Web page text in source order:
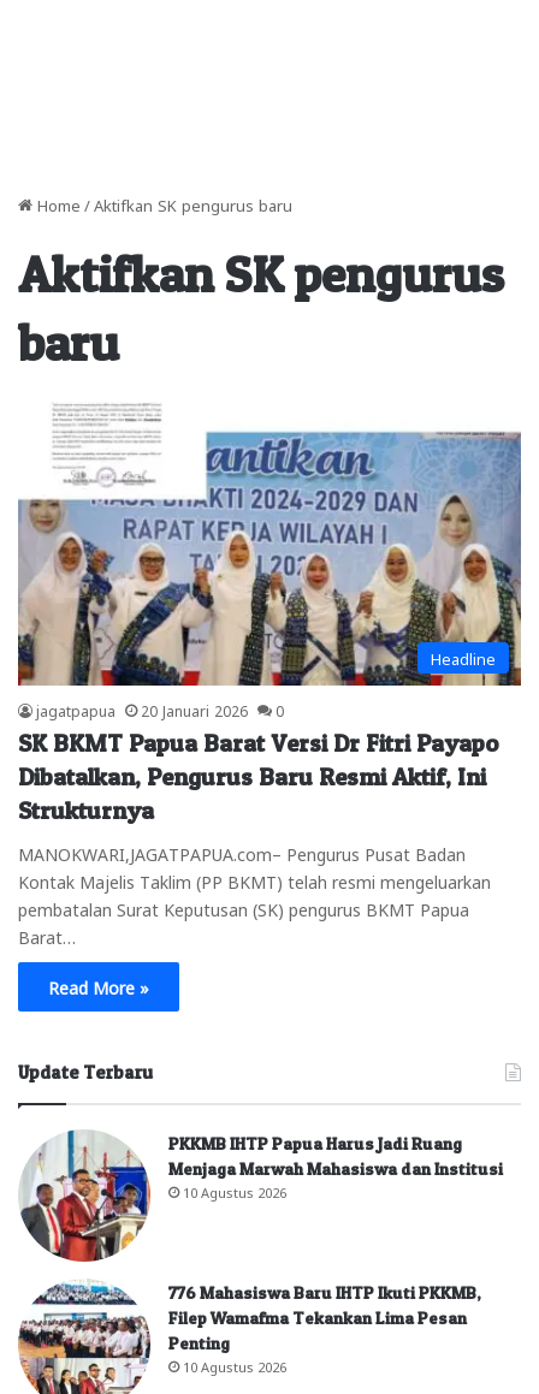
Home / Aktifkan SK pengurus baru
Aktifkan SK pengurus
baru
Headline
jagatpapua 20 Januari 2026 0
SK BKMT Papua Barat Versi Dr Fitri Payapo
Dibatalkan, Pengurus Baru Resmi Aktif, Ini
Strukturnya
MANOKWARI,JAGATPAPUA.com– Pengurus Pusat Badan
Kontak Majelis Taklim (PP BKMT) telah resmi mengeluarkan
pembatalan Surat Keputusan (SK) pengurus BKMT Papua
Barat…
Read More »
Update Terbaru
PKKMB IHTP Papua Harus Jadi Ruang
Menjaga Marwah Mahasiswa dan Institusi
10 Agustus 2026
776 Mahasiswa Baru IHTP Ikuti PKKMB,
Filep Wamafma Tekankan Lima Pesan
Penting
10 Agustus 2026